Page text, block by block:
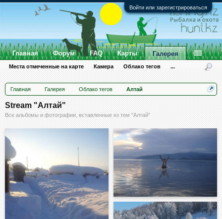
Войти или зарегистрироваться
Главная Галерея Облако тегов Алтай
Stream "Алтай"
Все альбомы и фотографии, вставленные из тем "Алтай"
Главная Форум FAQ Карты Галерея
Места отмеченные на карте Камера Облако тегов ...